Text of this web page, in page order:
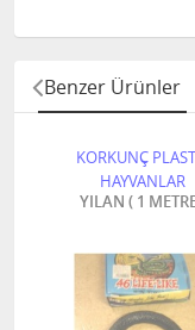
Benzer Ürünler
KORKUNÇ
HAYVANLAR
YILAN ( 1